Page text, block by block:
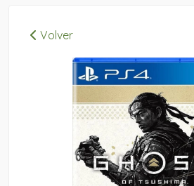
Volver